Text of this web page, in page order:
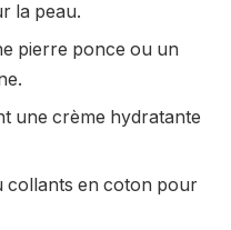
la peau.
pierre ponce ou un
une crème hydratante
collants en coton pour